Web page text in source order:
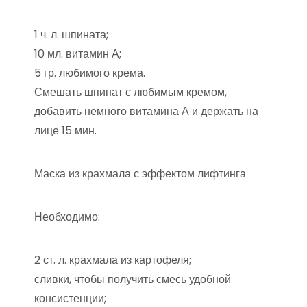
1 ч. л. шпината;
10 мл. витамин А;
5 гр. любимого крема.
Смешать шпинат с любимым кремом,
добавить немного витамина А и держать на
лице 15 мин.
Маска из крахмала с эффектом лифтинга
Необходимо:
2 ст. л. крахмала из картофеля;
сливки, чтобы получить смесь удобной
консистенции;